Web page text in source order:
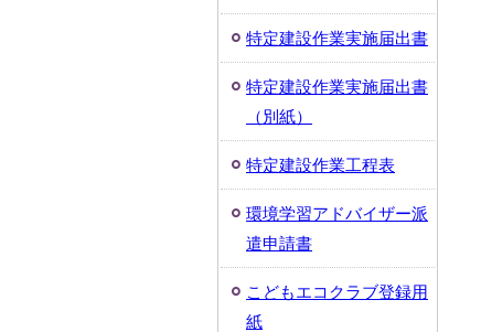
特定建設作業実施届出書
特定建設作業実施届出書
（別紙）
特定建設作業工程表
環境学習アドバイザー派
遣申請書
こどもエコクラブ登録用
紙